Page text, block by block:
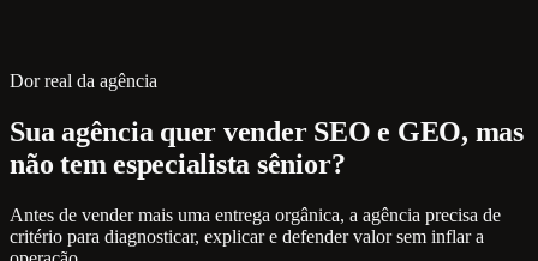
Dor real da agência
Sua agência quer vender SEO e GEO, mas
não tem especialista sênior?
Antes de vender mais uma entrega orgânica, a agência precisa de
critério para diagnosticar, explicar e defender valor sem inflar a